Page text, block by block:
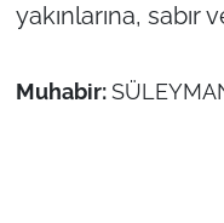
yakınlarına, sabır
Muhabir: